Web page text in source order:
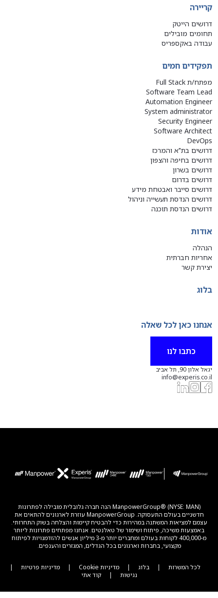
קריירה
דרושים הייטק
תחומים מובילים
עבודה באקספריס
תפקידים חמים
מפתח/ת Full Stack
Software Team Lead
Automation Engineer
System administrator
Security Engineer
Software Architect
DevOps
דרושים בת"א והמרכז
דרושים בחיפה והצפון
דרושים בשרון
דרושים בדרום
דרושים סייבר ואבטחת מידע
דרושים הנדסת תעשייה וניהול
דרושים הנדסת תוכנה
אודות
הנהלה
אחריות חברתית
יצירת קשר
בלוג
אנחנו כאן לכל שאלה
כתבו לנו
יגאל אלון 90, תל אביב
info@experis.co.il
ManpowerGroup® (NYSE: MAN) הנה חברה גלובלית מובילה לפתרונות
חדשניים בעולם התעסוקה. ManpowerGroup עוזרת לארגונים להתאים את
עצמם למציאות המשתנה במהירות כדי להבטיח קיימות והצלחה בשוק התחרותי.
באמצעות משיכה, פיתוח ושימור של טאלנטים. אנחנו מפתחים פתרונות ליותר
מ-400,000 לקוחות בעולם ומחברים יותר מ-3 מיליון אנשים להזדמנויות לפיתוח
מקצועי, בחברות וארגונים בכל הגדלים, המגזרים והענפים.
לכל המשרות | בלוג | מדיניות Cookie | מדיניות פרטיות
|
נגישות
| קוד אתי